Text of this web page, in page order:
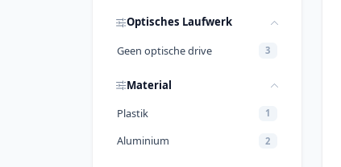
Optisches Laufwerk
Geen optische drive
3
Material
Plastik
1
Aluminium 2